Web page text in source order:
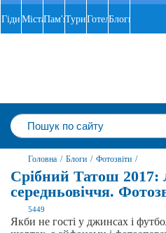
Гіди МістаПам'ятки
ТуриГотеліБлоги
Головна / Блоги / Фотозвіти /
Срібний Татош 2017:
середньовіччя.
5449
Якби не гості у джинсах і